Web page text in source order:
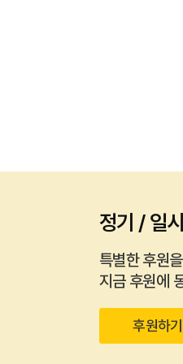
정기 / 일
특별한 후원
지금 후원에
후원하기